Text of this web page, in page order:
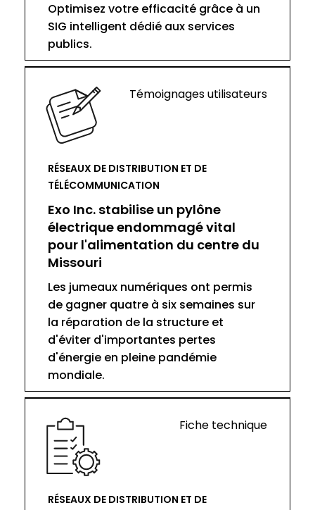
Optimisez votre efficacité grâce à un
SIG intelligent dédié aux services
publics.
Témoignages utilisateurs
RÉSEAUX DE DISTRIBUTION ET DE
TÉLÉCOMMUNICATION
Exo Inc. stabilise un pylône
électrique endommagé vital
pour l'alimentation du centre du
Missouri
Les jumeaux numériques ont permis
de gagner quatre à six semaines sur
la réparation de la structure et
d'éviter d'importantes pertes
d'énergie en pleine pandémie
mondiale.
Fiche technique
RÉSEAUX DE DISTRIBUTION ET DE